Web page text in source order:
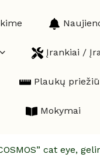
Įrankiai /
Plaukų
Mokymai
cat eye,